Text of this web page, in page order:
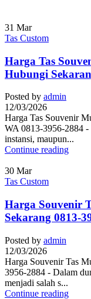
31 Mar
Tas Custom
Harga Tas
Hubungi
Posted by admin
12/03/2026
Harga Tas Souvenir
WA 0813-3956-2884 -
instansi, maupun...
Continue reading
30 Mar
Tas Custom
Harga Souvenir
Sekarang 0813-
Posted by admin
12/03/2026
Harga Souvenir Tas
3956-2884 - Dalam
menjadi salah s...
Continue reading